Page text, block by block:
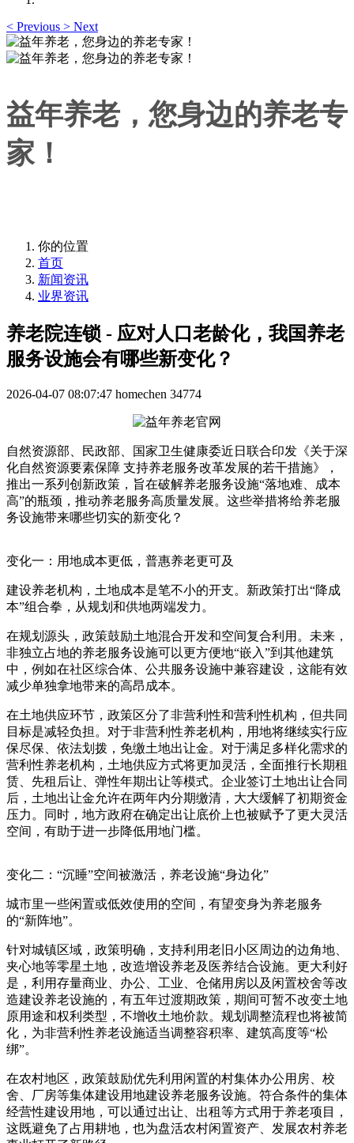
< Previous > Next
益年养老，您身边的养老专
家！
你的位置
首页
新闻资讯
业界资讯
养老院连锁 - 应对人口老龄化，我国养老
服务设施会有哪些新变化？
2026-04-07 08:07:47 homechen 34774
自然资源部、民政部、国家卫生健康委近日联合印发《关于深
化自然资源要素保障 支持养老服务改革发展的若干措施》，
推出一系列创新政策，旨在破解养老服务设施“落地难、成本
高”的瓶颈，推动养老服务高质量发展。这些举措将给养老服
务设施带来哪些切实的新变化？
变化一：用地成本更低，普惠养老更可及
建设养老机构，土地成本是笔不小的开支。新政策打出“降成
本”组合拳，从规划和供地两端发力。
在规划源头，政策鼓励土地混合开发和空间复合利用。未来，
非独立占地的养老服务设施可以更方便地“嵌入”到其他建筑
中，例如在社区综合体、公共服务设施中兼容建设，这能有效
减少单独拿地带来的高昂成本。
在土地供应环节，政策区分了非营利性和营利性机构，但共同
目标是减轻负担。对于非营利性养老机构，用地将继续实行应
保尽保、依法划拨，免缴土地出让金。对于满足多样化需求的
营利性养老机构，土地供应方式将更加灵活，全面推行长期租
赁、先租后让、弹性年期出让等模式。企业签订土地出让合同
后，土地出让金允许在两年内分期缴清，大大缓解了初期资金
压力。同时，地方政府在确定出让底价上也被赋予了更大灵活
空间，有助于进一步降低用地门槛。
变化二：“沉睡”空间被激活，养老设施“身边化”
城市里一些闲置或低效使用的空间，有望变身为养老服务
的“新阵地”。
针对城镇区域，政策明确，支持利用老旧小区周边的边角地、
夹心地等零星土地，改造增设养老及医养结合设施。更大利好
是，利用存量商业、办公、工业、仓储用房以及闲置校舍等改
造建设养老设施的，有五年过渡期政策，期间可暂不改变土地
原用途和权利类型，不增收土地价款。规划调整流程也将被简
化，为非营利性养老设施适当调整容积率、建筑高度等“松
绑”。
在农村地区，政策鼓励优先利用闲置的村集体办公用房、校
舍、厂房等集体建设用地建设养老服务设施。符合条件的集体
经营性建设用地，可以通过出让、出租等方式用于养老项目，
这既避免了占用耕地，也为盘活农村闲置资产、发展农村养老